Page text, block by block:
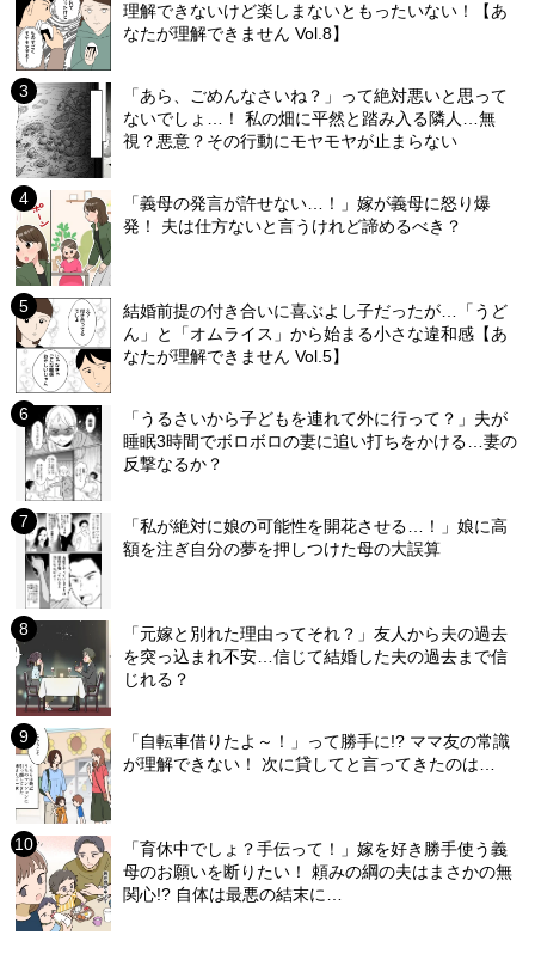
理解できないけど楽しまないともったいない！【あ
なたが理解できません Vol.8】
「あら、ごめんなさいね？」って絶対悪いと思って
ないでしょ…！ 私の畑に平然と踏み入る隣人…無
視？悪意？その行動にモヤモヤが止まらない
「義母の発言が許せない…！」嫁が義母に怒り爆
発！ 夫は仕方ないと言うけれど諦めるべき？
結婚前提の付き合いに喜ぶよし子だったが…「うど
ん」と「オムライス」から始まる小さな違和感【あ
なたが理解できません Vol.5】
「うるさいから子どもを連れて外に行って？」夫が
睡眠3時間でボロボロの妻に追い打ちをかける…妻の
反撃なるか？
「私が絶対に娘の可能性を開花させる…！」娘に高
額を注ぎ自分の夢を押しつけた母の大誤算
「元嫁と別れた理由ってそれ？」友人から夫の過去
を突っ込まれ不安…信じて結婚した夫の過去まで信
じれる？
「自転車借りたよ～！」って勝手に!? ママ友の常識
が理解できない！ 次に貸してと言ってきたのは…
「育休中でしょ？手伝って！」嫁を好き勝手使う義
母のお願いを断りたい！ 頼みの綱の夫はまさかの無
関心!? 自体は最悪の結末に…